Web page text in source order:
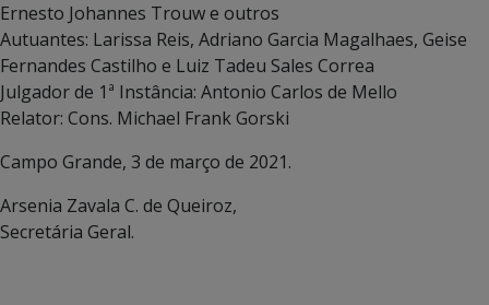
Ernesto Johannes Trouw e outros
Autuantes: Larissa Reis, Adriano Garcia Magalhaes, Geise
Fernandes Castilho e Luiz Tadeu Sales Correa
Julgador de 1ª Instância: Antonio Carlos de Mello
Relator: Cons. Michael Frank Gorski
Campo Grande, 3 de março de 2021.
Arsenia Zavala C. de Queiroz,
Secretária Geral.